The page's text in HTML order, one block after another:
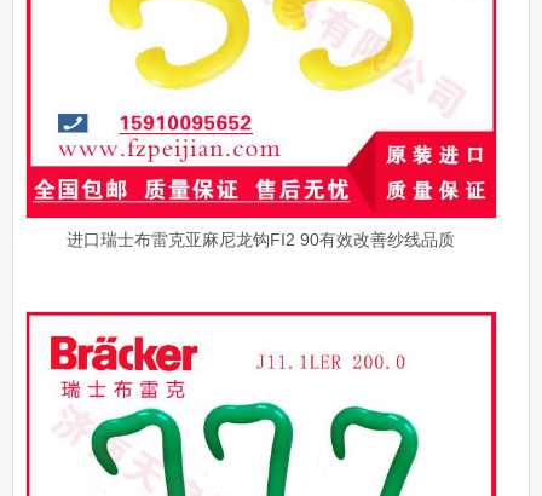
进口瑞士布雷克亚麻尼龙钩FI2 90有效改善纱线品质